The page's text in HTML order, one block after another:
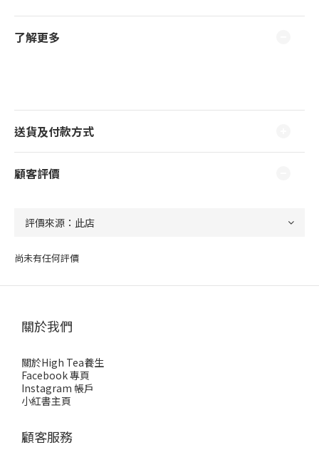
了解更多
送貨及付款方式
顧客評價
尚未有任何評價
關於我們
關於High Tea養生
Facebook 專頁
Instagram 帳戶
小紅書主頁
顧客服務